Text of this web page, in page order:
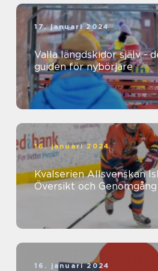
17. januari 2024
Valla längdskidor själv -
guiden för nybörjare
16. januari 2024
Kvalserien Allsvenskan
Översikt och Genomgång
16. januari 2024